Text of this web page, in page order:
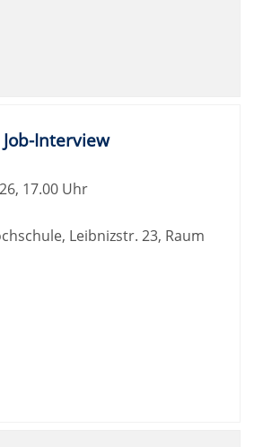
Interview
17.00 Uhr
Leibnizstr. 23, Raum